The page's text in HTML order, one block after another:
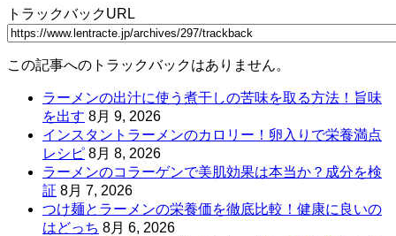
トラックバックURL
この記事へのトラックバックはありません。
ラーメンの出汁に使う煮干しの苦味を取る方法！旨味
を出す 8月 9, 2026
インスタントラーメンのカロリー！卵入りで栄養満点
レシピ 8月 8, 2026
ラーメンのコラーゲンで美肌効果は本当か？成分を検
証 8月 7, 2026
つけ麺とラーメンの栄養価を徹底比較！健康に良いの
はどっち 8月 6, 2026